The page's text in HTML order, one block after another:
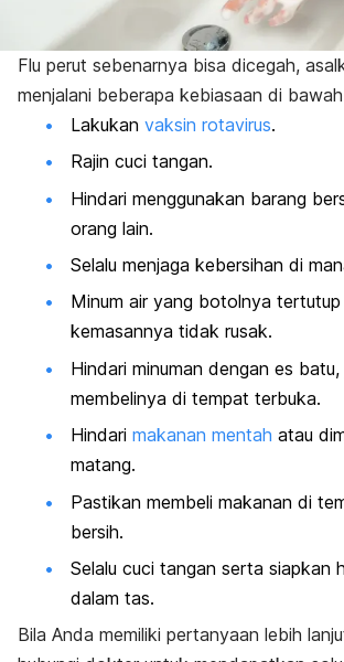
Flu perut sebenarnya bisa dicegah,
menjalani beberapa kebiasaan di
Lakukan vaksin rotavirus.
Rajin cuci tangan.
Hindari menggunakan barang
orang lain.
Selalu menjaga kebersihan di
Minum air yang botolnya
kemasannya tidak rusak.
Hindari minuman dengan es
membelinya di tempat terbuka.
Hindari makanan mentah atau
matang.
Pastikan membeli makanan di
bersih.
Selalu cuci tangan serta siapkan
dalam tas.
Bila Anda memiliki pertanyaan lebih